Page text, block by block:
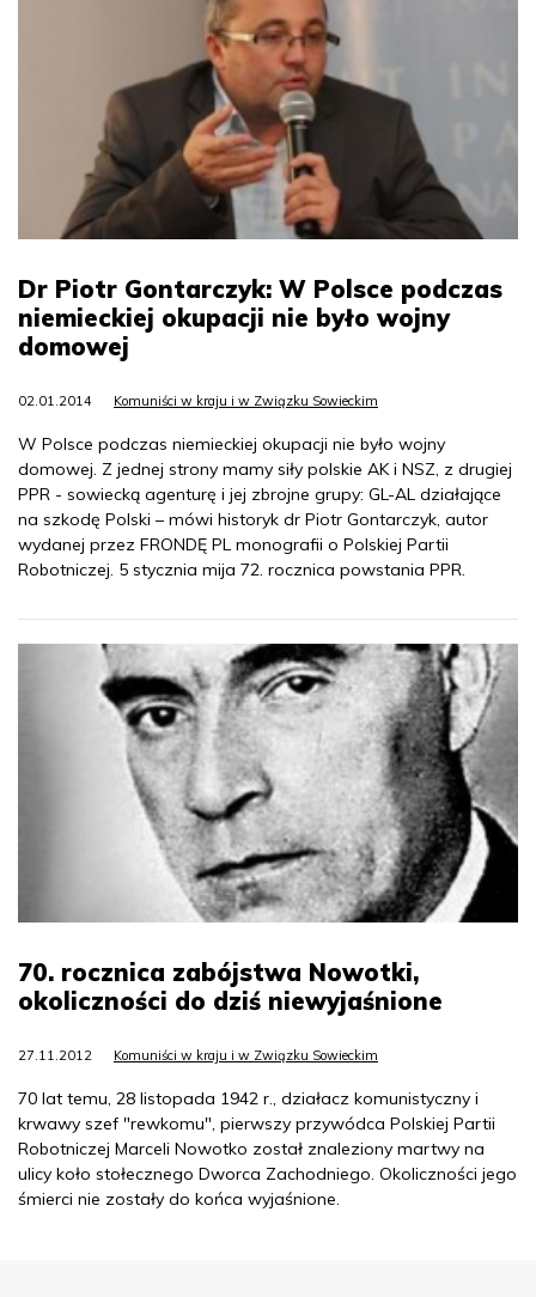
Dr Piotr Gontarczyk: W Polsce podczas
niemieckiej okupacji nie było wojny
domowej
02.01.2014 Komuniści w kraju i w Związku Sowieckim
W Polsce podczas niemieckiej okupacji nie było wojny
domowej. Z jednej strony mamy siły polskie AK i NSZ, z drugiej
PPR - sowiecką agenturę i jej zbrojne grupy: GL-AL działające
na szkodę Polski – mówi historyk dr Piotr Gontarczyk, autor
wydanej przez FRONDĘ PL monografii o Polskiej Partii
Robotniczej. 5 stycznia mija 72. rocznica powstania PPR.
70. rocznica zabójstwa Nowotki,
okoliczności do dziś niewyjaśnione
27.11.2012 Komuniści w kraju i w Związku Sowieckim
70 lat temu, 28 listopada 1942 r., działacz komunistyczny i
krwawy szef "rewkomu", pierwszy przywódca Polskiej Partii
Robotniczej Marceli Nowotko został znaleziony martwy na
ulicy koło stołecznego Dworca Zachodniego. Okoliczności jego
śmierci nie zostały do końca wyjaśnione.